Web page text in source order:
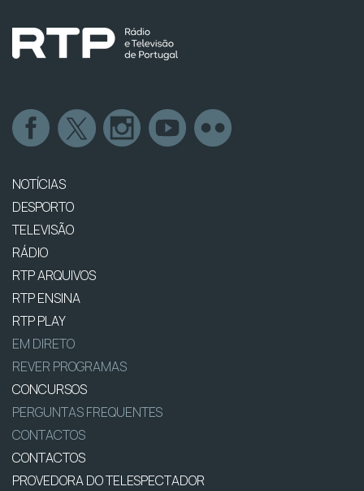
NOTÍCIAS
DESPORTO
TELEVISÃO
RÁDIO
RTP ARQUIVOS
RTP ENSINA
RTP PLAY
EM DIRETO
REVER PROGRAMAS
CONCURSOS
PERGUNTAS FREQUENTES
CONTACTOS
CONTACTOS
PROVEDORA DO TELESPECTADOR